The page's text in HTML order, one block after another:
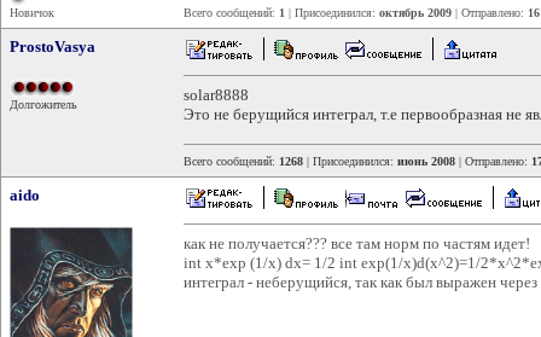
Новичок Всего сообщений: 1 | Присоединился: октябрь 2009 | Отправлено:
ProstoVasya
Долгожитель
solar8888
Это не берущийся интеграл, т.е первообразная не
Всего сообщений: 1268 | Присоединился: июнь 2008 | Отправлено:
aido
как не получается??? все там норм по частям идет!
int x*exp (1/x) dx= 1/2 int exp(1/x)d(x^2)=1/
интеграл - неберущийся, так как был выражен